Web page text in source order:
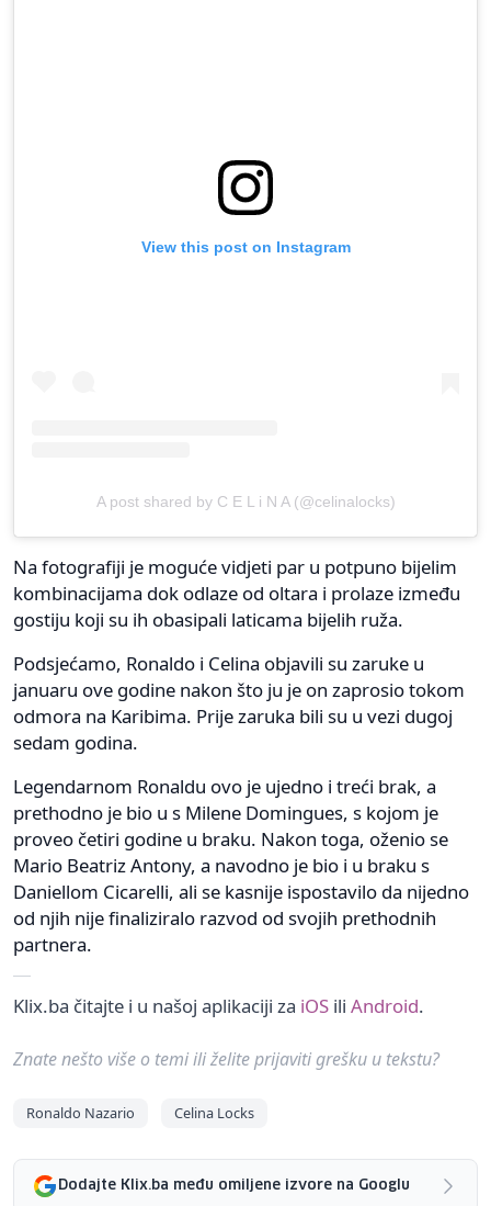
View this post on Instagram
A post shared by C E L i N A (@celinalocks)
Na fotografiji je moguće vidjeti par u potpuno bijelim
kombinacijama dok odlaze od oltara i prolaze između
gostiju koji su ih obasipali laticama bijelih ruža.
Podsjećamo, Ronaldo i Celina objavili su zaruke u
januaru ove godine nakon što ju je on zaprosio tokom
odmora na Karibima. Prije zaruka bili su u vezi dugoj
sedam godina.
Legendarnom Ronaldu ovo je ujedno i treći brak, a
prethodno je bio u s Milene Domingues, s kojom je
proveo četiri godine u braku. Nakon toga, oženio se
Mario Beatriz Antony, a navodno je bio i u braku s
Daniellom Cicarelli, ali se kasnije ispostavilo da nijedno
od njih nije finaliziralo razvod od svojih prethodnih
partnera.
Klix.ba čitajte i u našoj aplikaciji za iOS ili Android.
Znate nešto više o temi ili želite prijaviti grešku u tekstu?
Ronaldo Nazario Celina Locks
Dodajte Klix.ba među omiljene izvore na Googlu